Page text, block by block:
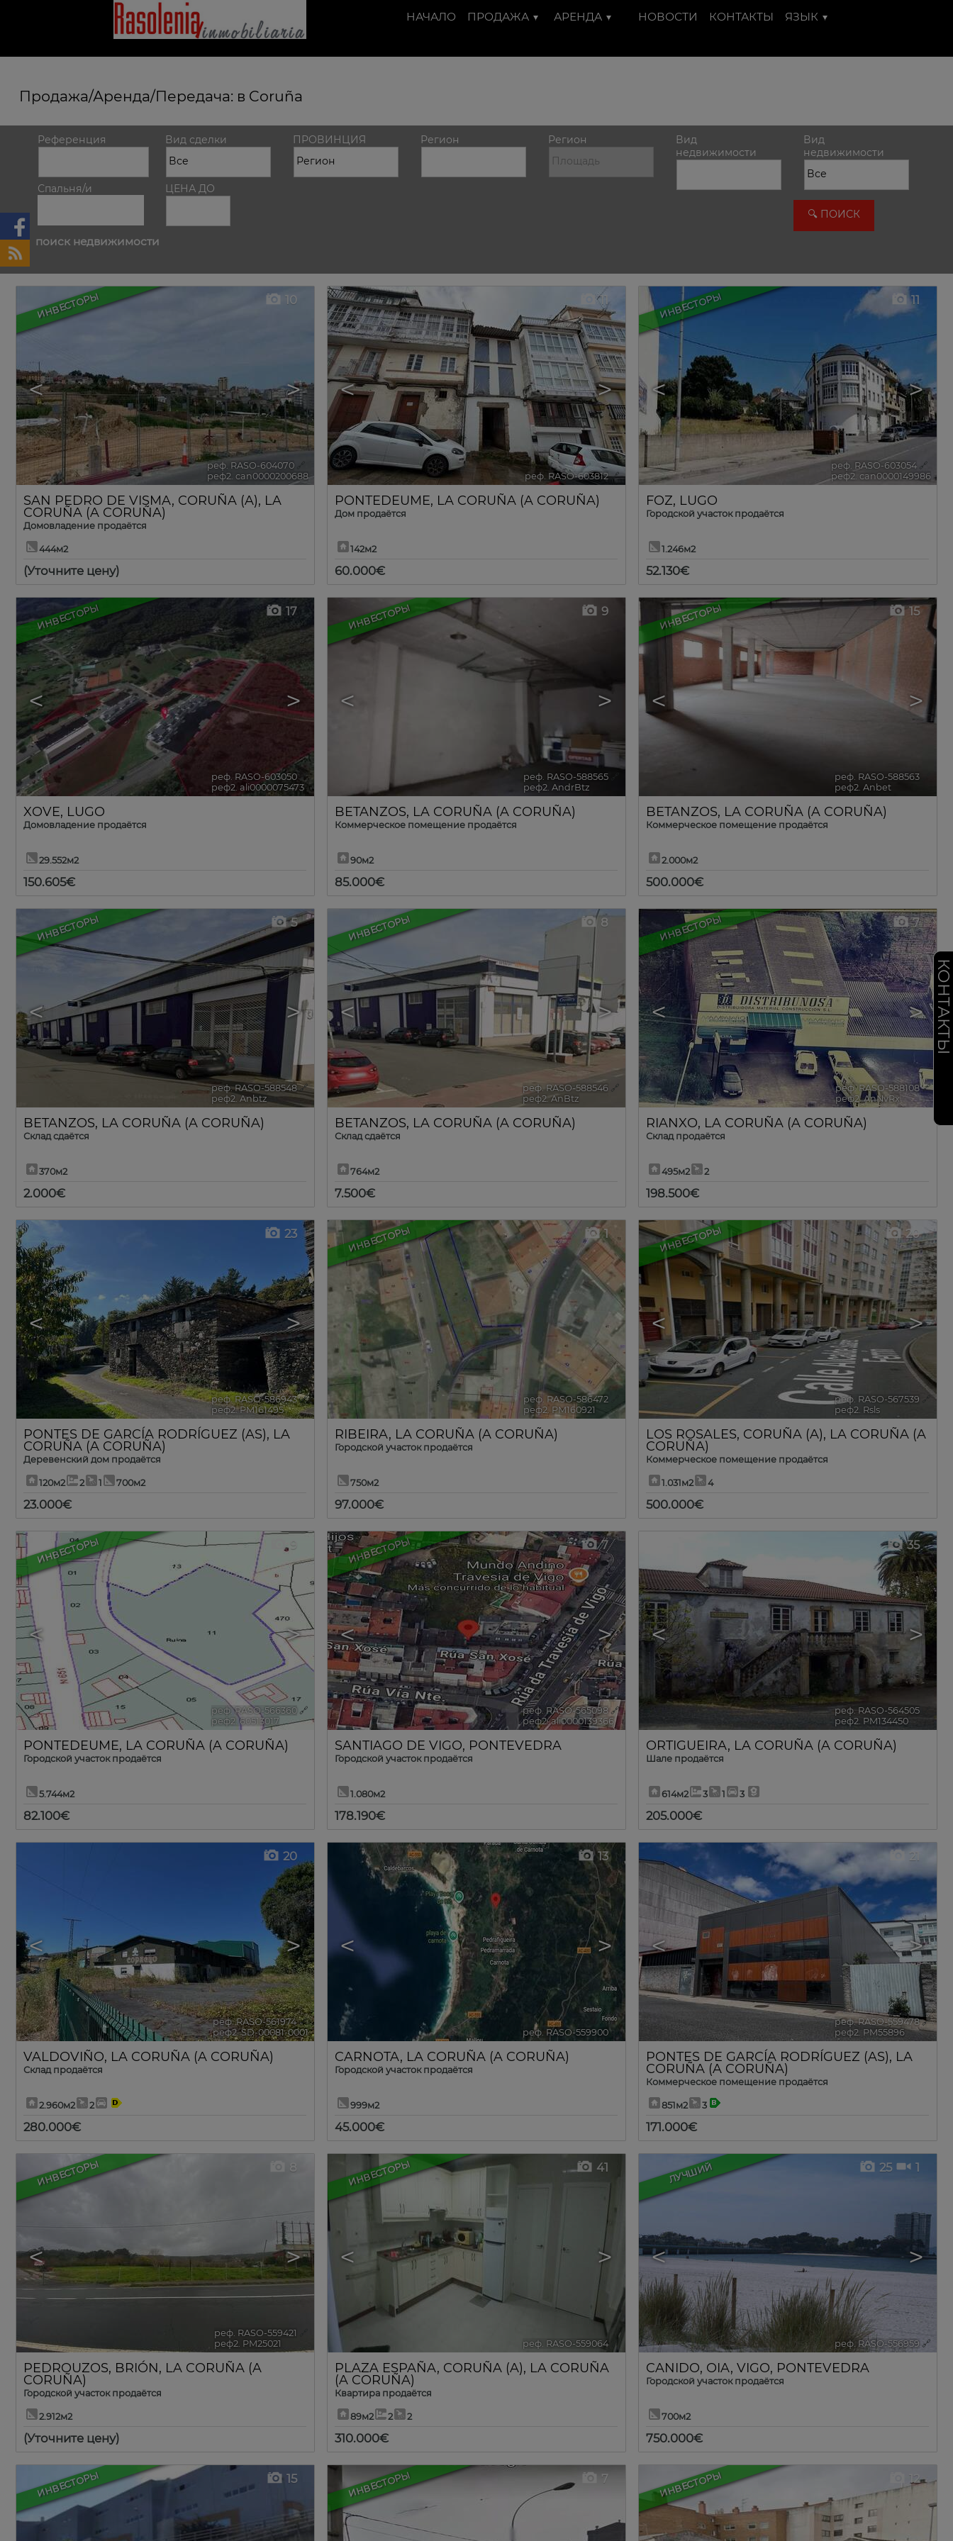
НАЧАЛО ПРОДАЖА АРЕНДА НОВОСТИ КОНТАКТЫ ЯЗЫК
Продажа/Аренда/Передача: в Coruña
Референция Вид сделки ПРОВИНЦИЯ Регион Регион
Вид
недвижимости
Вид
недвижимости
Спальня/и ЦЕНА ДО
поиск недвижимости
ИНВЕСТОРЫ
< >
10
реф. RASO-604070 🔗
реф2. can0000200688
SAN PEDRO DE VISMA, CORUÑA (A), LA
CORUÑA (A CORUÑA)
Домовладение продаётся
444м2
(Уточните цену)
< >
11
реф. RASO-603812 🔗
PONTEDEUME, LA CORUÑA (A CORUÑA)
Дом продаётся
142м2
60.000€
ИНВЕСТОРЫ
< >
11
реф. RASO-603054 🔗
реф2. can0000149986
FOZ, LUGO
Городской участок продаётся
1.246м2
52.130€
ИНВЕСТОРЫ
< >
17
реф. RASO-603050 🔗
реф2. ali0000075473
XOVE, LUGO
Домовладение продаётся
29.552м2
150.605€
ИНВЕСТОРЫ
< >
9
реф. RASO-588565
реф2. AndrBtz
BETANZOS, LA CORUÑA (A CORUÑA)
Коммерческое помещение продаётся
90м2
85.000€
ИНВЕСТОРЫ
< >
15
реф. RASO-588563
реф2. Anbet
BETANZOS, LA CORUÑA (A CORUÑA)
Коммерческое помещение продаётся
2.000м2
500.000€
ИНВЕСТОРЫ
< >
5
реф. RASO-588548 🔗
реф2. Anbtz
BETANZOS, LA CORUÑA (A CORUÑA)
Склад сдаётся
370м2
2.000€
ИНВЕСТОРЫ
< >
8
реф. RASO-588546 🔗
реф2. AnBtz
BETANZOS, LA CORUÑA (A CORUÑA)
Склад сдаётся
764м2
7.500€
ИНВЕСТОРЫ
< >
7
реф. RASO-588108 🔗
реф2. AnNvRx
RIANXO, LA CORUÑA (A CORUÑA)
Склад продаётся
495м2 2
198.500€
< >
23
реф. RASO-586943 🔗
реф2. PM161495
PONTES DE GARCÍA RODRÍGUEZ (AS), LA
CORUÑA (A CORUÑA)
Деревенский дом продаётся
120м2 2 1 700м2
23.000€
ИНВЕСТОРЫ 1
реф. RASO-586472
реф2. PM160921
RIBEIRA, LA CORUÑA (A CORUÑA)
Городской участок продаётся
750м2
97.000€
ИНВЕСТОРЫ
< >
20
реф. RASO-567539 🔗
реф2. Rsls
LOS ROSALES, CORUÑA (A), LA CORUÑA (A
CORUÑA)
Коммерческое помещение продаётся
1.031м2 4
500.000€
ИНВЕСТОРЫ
< >
9
реф. RASO-566360 🔗
реф2. 60513017
PONTEDEUME, LA CORUÑA (A CORUÑA)
Городской участок продаётся
5.744м2
82.100€
ИНВЕСТОРЫ
< >
7
реф. RASO-565098 🔗
реф2. ali0000139366
SANTIAGO DE VIGO, PONTEVEDRA
Городской участок продаётся
1.080м2
178.190€
< >
35
реф. RASO-564505
реф2. PM134450
ORTIGUEIRA, LA CORUÑA (A CORUÑA)
Шале продаётся
614м2 3 1 3
205.000€
< >
20
реф. RASO-561974 🔗
реф2. SD-00081-0001
VALDOVIÑO, LA CORUÑA (A CORUÑA)
Склад продаётся
2.960м2 2
280.000€
< >
13
реф. RASO-559900 🔗
CARNOTA, LA CORUÑA (A CORUÑA)
Городской участок продаётся
999м2
45.000€
< >
21
реф. RASO-559478 🔗
реф2. PM55896
PONTES DE GARCÍA RODRÍGUEZ (AS), LA
CORUÑA (A CORUÑA)
Коммерческое помещение продаётся
851м2 3
171.000€
ИНВЕСТОРЫ
< >
8
реф. RASO-559421
реф2. PM25021
PEDROUZOS, BRIÓN, LA CORUÑA (A
CORUÑA)
Городской участок продаётся
2.912м2
(Уточните цену)
ИНВЕСТОРЫ
< >
41
реф. RASO-559064 🔗
PLAZA ESPAÑA, CORUÑA (A), LA CORUÑA
(A CORUÑA)
Квартира продаётся
89м2 2 2
310.000€
ЛУЧШИЙ
< >
25 1
реф. RASO-556959 🔗
CANIDO, OIA, VIGO, PONTEVEDRA
Городской участок продаётся
700м2
750.000€
ИНВЕСТОРЫ 15 ИНВЕСТОРЫ 7 ИНВЕСТОРЫ 12